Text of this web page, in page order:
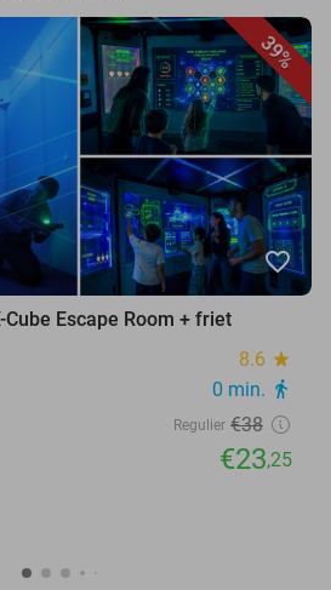
39%
favorite_border
Cube Escape Room + friet
8.6 star
0 min. directions_walk
Regulier €38
€23,25